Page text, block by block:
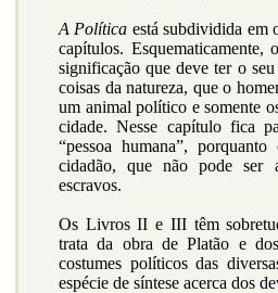
A Política está subdividida em
capítulos.
significação que deve ter o
coisas da natureza, que o
um animal político e somente
cidade. Nesse capítulo fica
“pessoa humana”,
cidadão, que não pode ser
escravos.
Os Livros II e III têm
trata da obra de Platão e
costumes políticos das
espécie de síntese acerca dos